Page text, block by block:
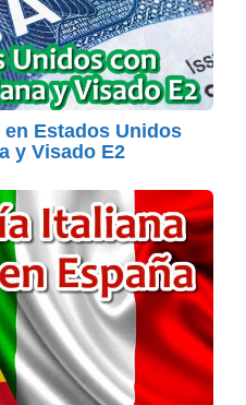
Estados Unidos
y Visado E2